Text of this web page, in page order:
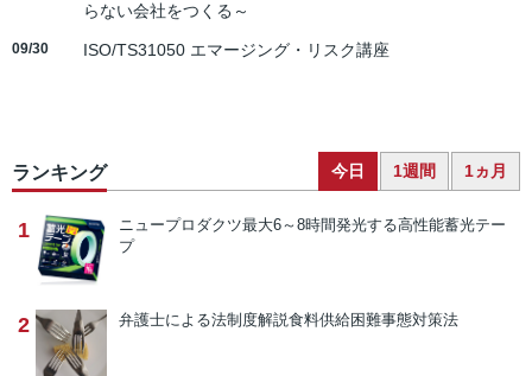
らない会社をつくる～
09/30 ISO/TS31050 エマージング・リスク講座
ランキング 今日 1週間 1ヵ月
1 ニュープロダクツ最大6～8時間発光する高性能蓄光テー
プ
2 弁護士による法制度解説食料供給困難事態対策法